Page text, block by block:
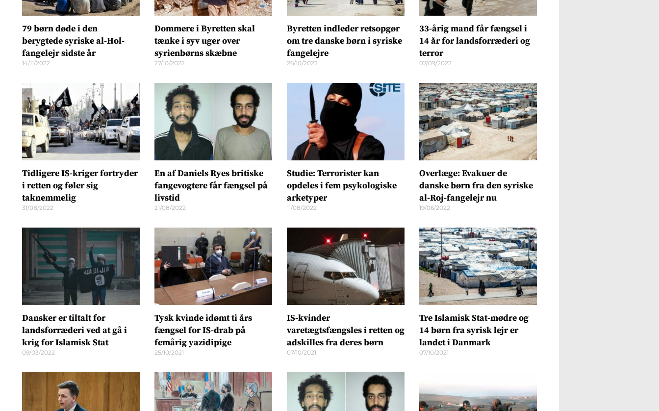
79 børn døde i den
berygtede syriske al-Hol-
fangelejr sidste år
14/11/2022
Dommere i Byretten skal
tænke i syv uger over
syrienbørns skæbne
27/10/2022
Byretten indleder retsopgør
om tre danske børn i syriske
fangelejre
26/10/2022
33-årig mand får fængsel i
14 år for landsforræderi og
terror
07/09/2022
Tidligere IS-kriger fortryder
i retten og føler sig
taknemmelig
31/08/2022
En af Daniels Ryes britiske
fangevogtere får fængsel på
livstid
21/08/2022
Studie: Terrorister kan
opdeles i fem psykologiske
arketyper
11/08/2022
Overlæge: Evakuer de
danske børn fra den syriske
al-Roj-fangelejr nu
19/06/2022
Dansker er tiltalt for
landsforræderi ved at gå i
krig for Islamisk Stat
09/03/2022
Tysk kvinde idømt ti års
fængsel for IS-drab på
femårig yazidipige
25/10/2021
IS-kvinder
varetægtsfængsles i retten og
adskilles fra deres børn
07/10/2021
Tre Islamisk Stat-mødre og
14 børn fra syrisk lejr er
landet i Danmark
07/10/2021